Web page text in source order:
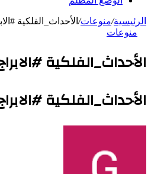
الرئيسية/منوعات/ الأحداث_الفلكية
منوعات
الأحداث_الفلكية #الابراج_اليوم
الأحداث_الفلكية #الابراج_اليوم